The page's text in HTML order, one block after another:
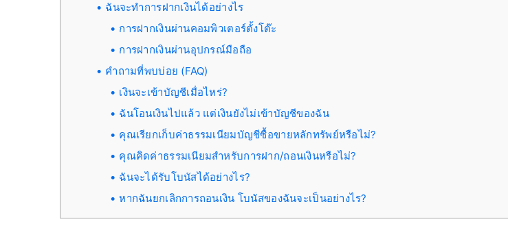
ฉันจะทำการฝากเงินได้อย่างไร
การฝากเงินผ่านคอมพิวเตอร์ตั้งโต๊ะ
การฝากเงินผ่านอุปกรณ์มือถือ
คำถามที่พบบ่อย (FAQ)
เงินจะเข้าบัญชีเมื่อไหร่?
ฉันโอนเงินไปแล้ว แต่เงินยังไม่เข้าบัญชีของฉัน
คุณเรียกเก็บค่าธรรมเนียมบัญชีซื้อขายหลักทรัพย์หรือไม่?
คุณคิดค่าธรรมเนียมสำหรับการฝาก/ถอนเงินหรือไม่?
ฉันจะได้รับโบนัสได้อย่างไร?
หากฉันยกเลิกการถอนเงิน โบนัสของฉันจะเป็นอย่างไร?